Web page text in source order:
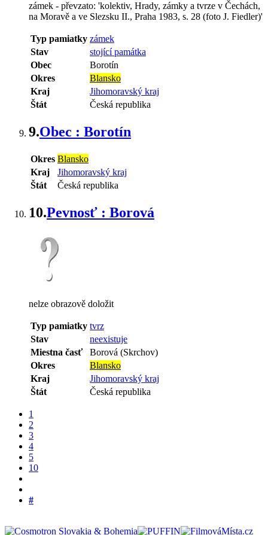
zámek - převzato: 'kolektiv, Hrady, zámky a tvrze v Čechách,
na Moravě a ve Slezsku II., Praha 1983, s. 28 (foto J. Fiedler)'
Typ pamiatky zámek
Stav
stojící památka
Obec
Borotín
Okres
Blansko
Kraj
Jihomoravský kraj
Štát
Česká republika
9.Obec : Borotín
Okres Blansko
Kraj
Jihomoravský kraj
Štát
Česká republika
10.Pevnosť : Borová
nelze obrazově doložit
Typ pamiatky tvrz
Stav
neexistuje
Miestna časť
Borová (Skrchov)
Okres
Blansko
Kraj
Jihomoravský kraj
Štát
Česká republika
1
2
3
4
5
10
#